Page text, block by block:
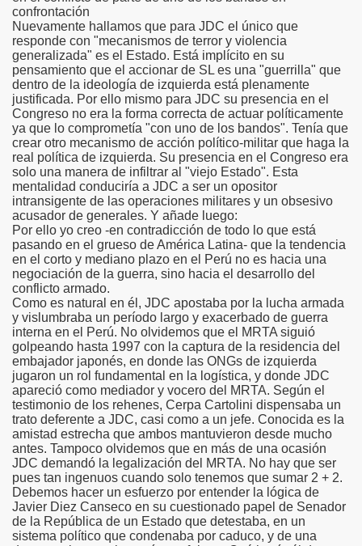
confrontación
Nuevamente hallamos que para JDC el único que
responde con "mecanismos de terror y violencia
generalizada" es el Estado. Está implícito en su
pensamiento que el accionar de SL es una "guerrilla" que
dentro de la ideología de izquierda está plenamente
justificada. Por ello mismo para JDC su presencia en el
Congreso no era la forma correcta de actuar políticamente
ya que lo comprometía "con uno de los bandos". Tenía que
crear otro mecanismo de acción político-militar que haga la
real política de izquierda. Su presencia en el Congreso era
solo una manera de infiltrar al "viejo Estado". Esta
mentalidad conduciría a JDC a ser un opositor
intransigente de las operaciones militares y un obsesivo
acusador de generales. Y añade luego:
Por ello yo creo -en contradicción de todo lo que está
pasando en el grueso de América Latina- que la tendencia
en el corto y mediano plazo en el Perú no es hacia una
negociación de la guerra, sino hacia el desarrollo del
conflicto armado.
Como es natural en él, JDC apostaba por la lucha armada
y vislumbraba un período largo y exacerbado de guerra
interna en el Perú. No olvidemos que el MRTA siguió
golpeando hasta 1997 con la captura de la residencia del
embajador japonés, en donde las ONGs de izquierda
jugaron un rol fundamental en la logística, y donde JDC
apareció como mediador y vocero del MRTA. Según el
testimonio de los rehenes, Cerpa Cartolini dispensaba un
trato deferente a JDC, casi como a un jefe. Conocida es la
amistad estrecha que ambos mantuvieron desde mucho
antes. Tampoco olvidemos que en más de una ocasión
JDC demandó la legalización del MRTA. No hay que ser
pues tan ingenuos cuando solo tenemos que sumar 2 + 2.
Debemos hacer un esfuerzo por entender la lógica de
Javier Diez Canseco en su cuestionado papel de Senador
de la República de un Estado que detestaba, en un
sistema político que condenaba por caduco, y de una